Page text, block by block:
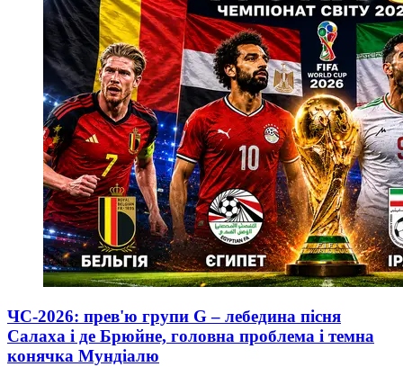
ЧС-2026: прев'ю групи G – лебедина пісня
Салаха і де Брюйне, головна проблема і темна
конячка Мундіалю